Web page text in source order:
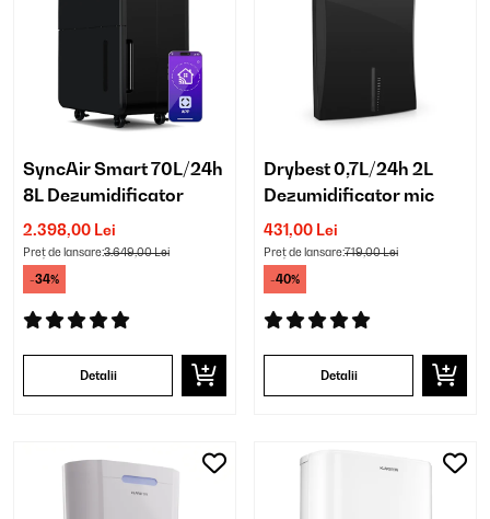
SyncAir Smart 70L/24h
8L Dezumidificator
2.398,00 Lei
Preț de lansare:3.649,00 Lei
-34%
Detalii
Drybest 0,7L/24h 2L
Dezumidificator mic
431,00 Lei
Preț de lansare:719,00 Lei
-40%
Detalii